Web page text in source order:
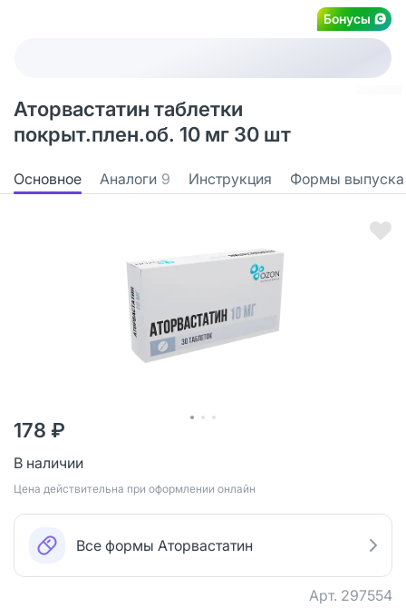
Бонусы
Аторвастатин таблетки
покрыт.плен.об. 10 мг 30 шт
Основное Аналоги 9 Инструкция Формы выпуска
178 ₽
В наличии
Цена действительна при оформлении онлайн
Все формы Аторвастатин
Арт. 297554